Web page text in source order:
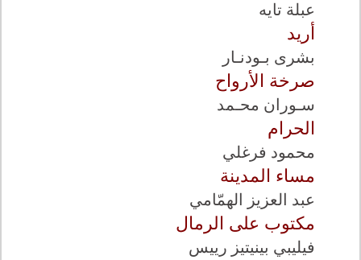
عبلة تايه
أريد
بشرى بـودنـار
صرخة الأرواح
سـوران محـمد
الحرام
محمود فرغلي
مساء المدينة
عبد العزيز الهمّامي
مكتوب على الرمال
فيليبي بينيتيز رييس